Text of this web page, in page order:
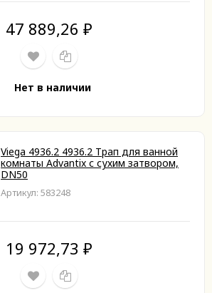
47 889,26 ₽
Нет в наличии
Viega 4936.2 4936.2 Трап для ванной
комнаты Advantix с сухим затвором,
DN50
Артикул: 583248
19 972,73 ₽